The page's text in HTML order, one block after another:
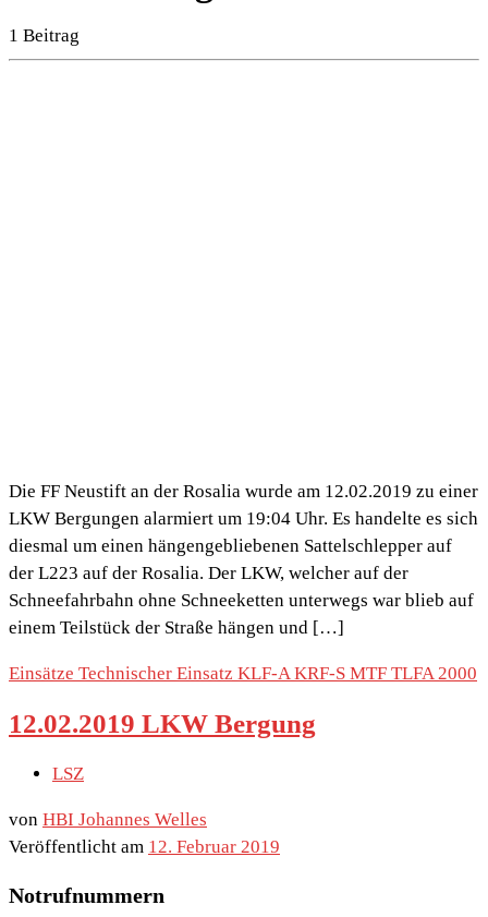
1 Beitrag
Die FF Neustift an der Rosalia wurde am 12.02.2019 zu einer
LKW Bergungen alarmiert um 19:04 Uhr. Es handelte es sich
diesmal um einen hängengebliebenen Sattelschlepper auf
der L223 auf der Rosalia. Der LKW, welcher auf der
Schneefahrbahn ohne Schneeketten unterwegs war blieb auf
einem Teilstück der Straße hängen und […]
Einsätze Technischer Einsatz KLF-A KRF-S MTF TLFA 2000
12.02.2019 LKW Bergung
LSZ
von HBI Johannes Welles
Veröffentlicht am 12. Februar 2019
Notrufnummern